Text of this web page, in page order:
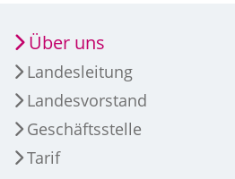
Über uns
Landesleitung
Landesvorstand
Geschäftsstelle
Tarif